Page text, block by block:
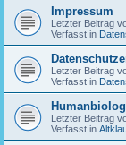
Impressum
Letzter Beitrag
Verfasst in
Letzter Beitrag
Verfasst in
Letzter Beitrag
Verfasst in